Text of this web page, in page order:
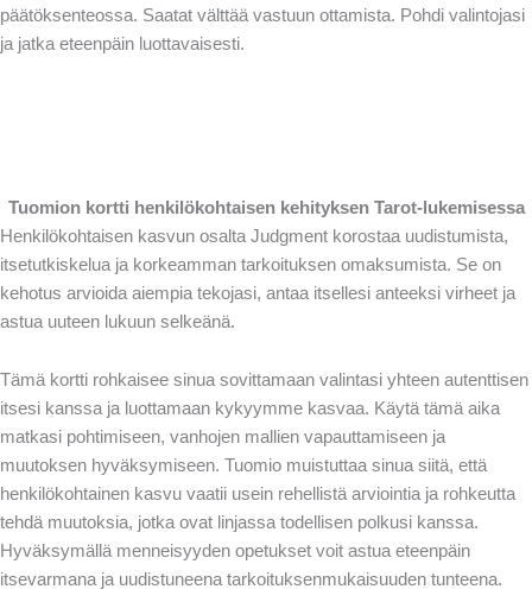
päätöksenteossa. Saatat välttää vastuun ottamista. Pohdi valintojasi
ja jatka eteenpäin luottavaisesti.
Tuomion kortti henkilökohtaisen kehityksen Tarot-lukemisessa
Henkilökohtaisen kasvun osalta Judgment korostaa uudistumista,
itsetutkiskelua ja korkeamman tarkoituksen omaksumista. Se on
kehotus arvioida aiempia tekojasi, antaa itsellesi anteeksi virheet ja
astua uuteen lukuun selkeänä.
Tämä kortti rohkaisee sinua sovittamaan valintasi yhteen autenttisen
itsesi kanssa ja luottamaan kykyymme kasvaa. Käytä tämä aika
matkasi pohtimiseen, vanhojen mallien vapauttamiseen ja
muutoksen hyväksymiseen. Tuomio muistuttaa sinua siitä, että
henkilökohtainen kasvu vaatii usein rehellistä arviointia ja rohkeutta
tehdä muutoksia, jotka ovat linjassa todellisen polkusi kanssa.
Hyväksymällä menneisyyden opetukset voit astua eteenpäin
itsevarmana ja uudistuneena tarkoituksenmukaisuuden tunteena.